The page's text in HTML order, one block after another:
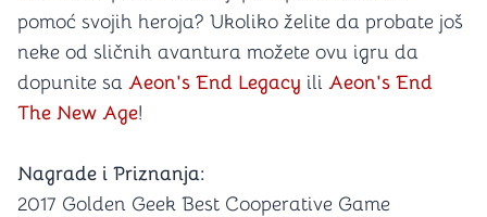
pomoć svojih heroja? Ukoliko želite da probate još
neke od sličnih avantura možete ovu igru da
dopunite sa Aeon's End Legacy ili Aeon's End
The New Age!
Nagrade i Priznanja:
2017 Golden Geek Best Cooperative Game